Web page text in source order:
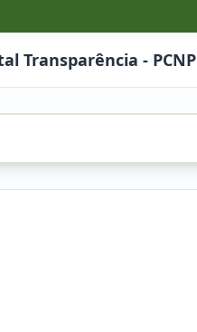
Transparência - PCNP